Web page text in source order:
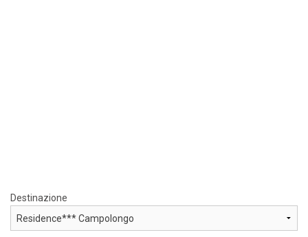
Destinazione